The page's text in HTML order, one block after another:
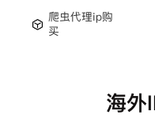
爬虫代理ip购
买
海外